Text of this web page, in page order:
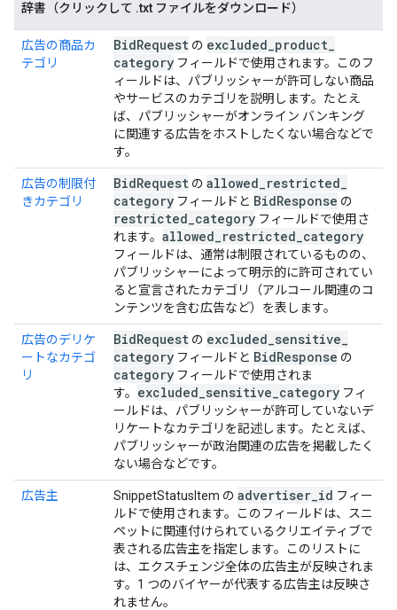
辞書（クリックして .txt ファイルをダウンロード）
広告の商品カ
テゴリ
BidRequest の excluded product
category フィールドで使用されます。このフ
ィールドは、パブリッシャーが許可しない商品
やサービスのカテゴリを説明します。たとえ
ば、パブリッシャーがオンライン バンキング
に関連する広告をホストしたくない場合などで
す。
広告の制限付
きカテゴリ
BidRequest の allowed restricted
category フィールドと BidResponse の
restricted category フィールドで使用さ
れます。 allowed restricted category
フィールドは、通常は制限されているものの、
パブリッシャーによって明示的に許可されてい
ると宣言されたカテゴリ（アルコール関連のコ
ンテンツを含む広告など）を表します。
広告のデリケ
ートなカテゴ
リ
BidRequest の excluded sensitive
category フィールドと BidResponse の
category フィールドで使用されま
す。 excluded sensitive category フィ
ールドは、パブリッシャーが許可していないデ
リケートなカテゴリを記述します。たとえば、
パブリッシャーが政治関連の広告を掲載したく
ない場合などです。
広告主 SnippetStatusItem の advertiser id フィー
ルドで使用されます。このフィールドは、スニ
ペットに関連付けられているクリエイティブで
表される広告主を指定します。このリストに
は、エクスチェンジ全体の広告主が反映されま
す。1 つのバイヤーが代表する広告主は反映さ
れません。